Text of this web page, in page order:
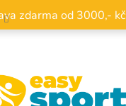
zdarma od 3000,- kč